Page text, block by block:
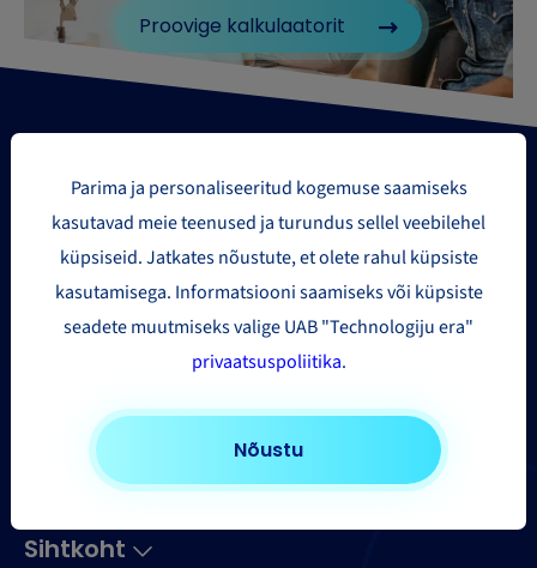
Proovige kalkulaatorit
Paki saatmise piirkonnad
Aasia ja Kaug-Ida
Muudesse riikidesse
Sihtkoht
Parima ja personaliseeritud kogemuse saamiseks
kasutavad meie teenused ja turundus sellel veebilehel
küpsiseid. Jatkates nõustute, et olete rahul küpsiste
kasutamisega. Informatsiooni saamiseks või küpsiste
seadete muutmiseks valige UAB "Technologiju era"
privaatsuspoliitika.
Nõustu